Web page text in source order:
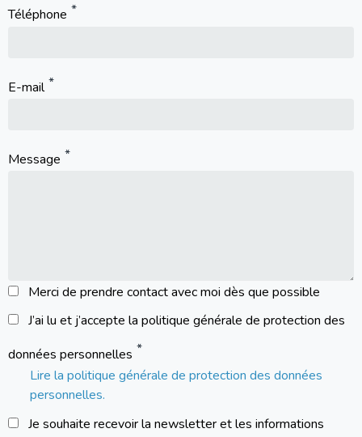
Téléphone
E-mail
Message
Merci de prendre contact avec moi dès que possible
J’ai lu et j’accepte la politique générale de protection des
données personnelles
Lire la politique générale de protection des données
personnelles.
Je souhaite recevoir la newsletter et les informations